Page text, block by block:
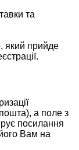
та
який прийде
а поле з
посилання
Вам на